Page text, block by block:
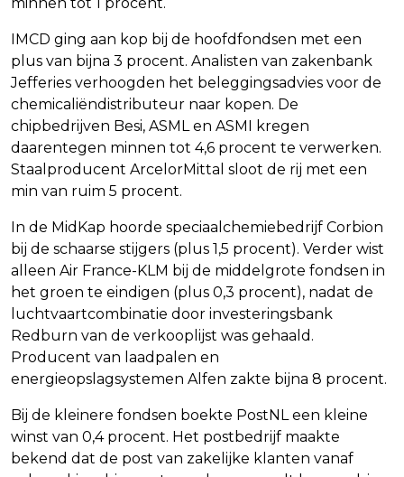
IMCD ging aan kop bij de hoofdfondsen met een
plus van bijna 3 procent. Analisten van zakenbank
Jefferies verhoogden het beleggingsadvies voor de
chemicaliëndistributeur naar kopen. De
chipbedrijven Besi, ASML en ASMI kregen
daarentegen minnen tot 4,6 procent te verwerken.
Staalproducent ArcelorMittal sloot de rij met een
min van ruim 5 procent.
In de MidKap hoorde speciaalchemiebedrijf Corbion
bij de schaarse stijgers (plus 1,5 procent). Verder wist
alleen Air France-KLM bij de middelgrote fondsen in
het groen te eindigen (plus 0,3 procent), nadat de
luchtvaartcombinatie door investeringsbank
Redburn van de verkooplijst was gehaald.
Producent van laadpalen en
energieopslagsystemen Alfen zakte bijna 8 procent.
Bij de kleinere fondsen boekte PostNL een kleine
winst van 0,4 procent. Het postbedrijf maakte
bekend dat de post van zakelijke klanten vanaf